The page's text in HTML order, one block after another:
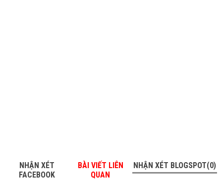
NHẬN XÉT
FACEBOOK
BÀI VIẾT LIÊN
QUAN
NHẬN XÉT BLOGSPOT(0)